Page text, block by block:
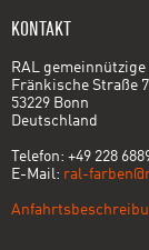
KONTAKT
RAL gemeinnützige
Fränkische Straße 7
53229 Bonn
Deutschland
Telefon: +49 228
E-Mail: ral-